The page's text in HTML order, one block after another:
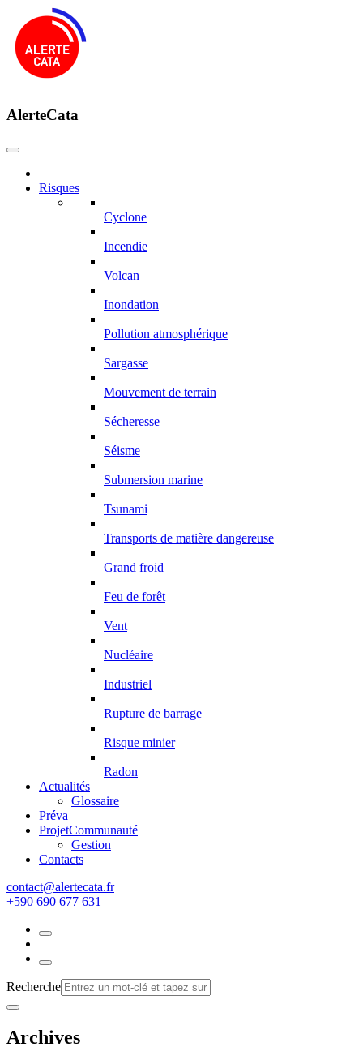
AlerteCata
Risques
Cyclone
Incendie
Volcan
Inondation
Pollution atmosphérique
Sargasse
Mouvement de terrain
Sécheresse
Séisme
Submersion marine
Tsunami
Transports de matière dangereuse
Grand froid
Feu de forêt
Vent
Nucléaire
Industriel
Rupture de barrage
Risque minier
Radon
Actualités
Glossaire
Préva
ProjetCommunauté
Gestion
Contacts
rf.atacetrela@tcatnoc
+590 690 677 631
Recherche
Archives